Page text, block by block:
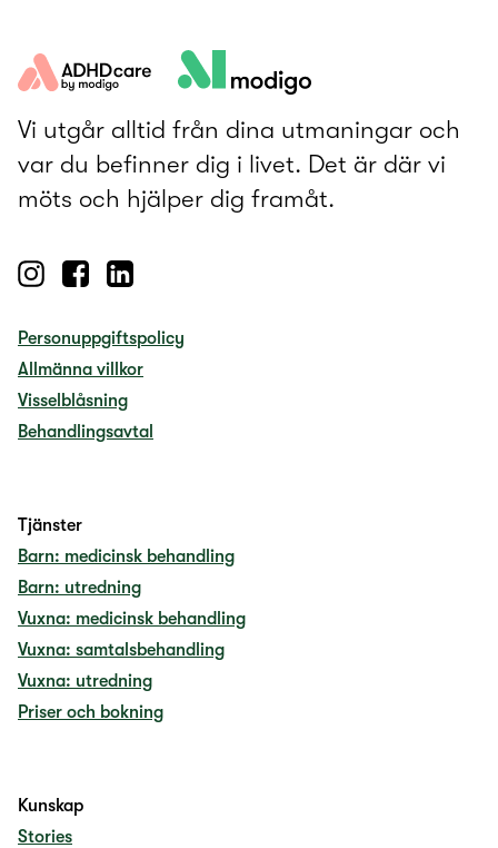
Vi utgår alltid från dina utmaningar och
var du befinner dig i livet. Det är där vi
möts och hjälper dig framåt.
Personuppgiftspolicy
Allmänna villkor
Visselblåsning
Behandlingsavtal
Tjänster
Barn: medicinsk behandling
Barn: utredning
Vuxna: medicinsk behandling
Vuxna: samtalsbehandling
Vuxna: utredning
Priser och bokning
Kunskap
Stories